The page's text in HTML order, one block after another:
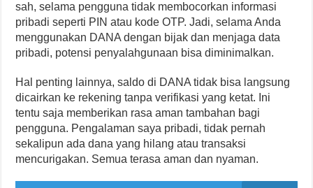
sah, selama pengguna tidak membocorkan informasi
pribadi seperti PIN atau kode OTP. Jadi, selama Anda
menggunakan DANA dengan bijak dan menjaga data
pribadi, potensi penyalahgunaan bisa diminimalkan.
Hal penting lainnya, saldo di DANA tidak bisa langsung
dicairkan ke rekening tanpa verifikasi yang ketat. Ini
tentu saja memberikan rasa aman tambahan bagi
pengguna. Pengalaman saya pribadi, tidak pernah
sekalipun ada dana yang hilang atau transaksi
mencurigakan. Semua terasa aman dan nyaman.